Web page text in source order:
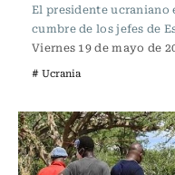
El presidente ucraniano
cumbre de los jefes de
Viernes 19 de mayo de
# Ucrania